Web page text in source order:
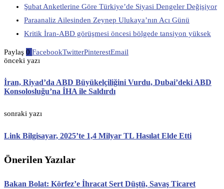
Şubat Anketlerine Göre Türkiye’de Siyasi Dengeler Değişiyor
Paraanaliz Ailesinden Zeynep Ulukaya’nın Acı Günü
Kritik İran-ABD görüşmesi öncesi bölgede tansiyon yüksek
Paylaş 0 FacebookTwitterPinterestEmail
önceki yazı
İran, Riyad’da ABD Büyükelçiliğini Vurdu, Dubai’deki ABD
Konsolosluğu’na İHA ile Saldırdı
sonraki yazı
Link Bilgisayar, 2025’te 1,4 Milyar TL Hasılat Elde Etti
Önerilen Yazılar
Bakan Bolat: Körfez’e İhracat Sert Düştü, Savaş Ticaret